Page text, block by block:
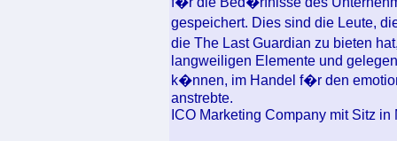
gespeichert. Dies sind die Leute,
die The Last Guardian zu bieten
langweiligen Elemente und
k�nnen, im Handel f�r den
anstrebte.
ICO Marketing Company mit Sitz